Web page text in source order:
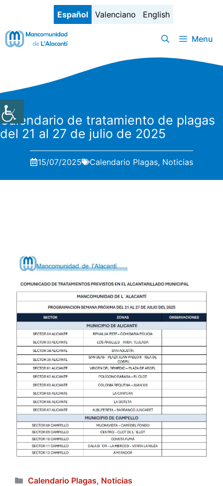
contenido
Español Valenciano English
Menu
Calendario de tratamiento de plagas
del 21 al 27 de julio de 2025
15/07/2025 Calendario Plagas, Noticias
Categorías
Calendario Plagas, Noticias